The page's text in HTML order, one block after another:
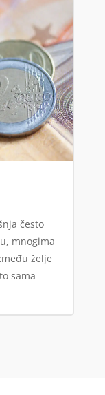
često
mnogima
želje
sama